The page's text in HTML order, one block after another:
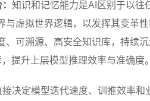
知识和记忆能力是AI区别于以往
与虚拟世界逻辑，以发挥其变革
、可溯源、高安全知识库，持续
提升上层模型推理效率与准确度。
决定模型迭代速度、训推效率